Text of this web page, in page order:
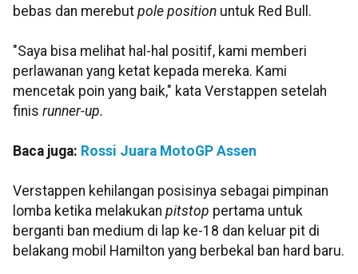
bebas dan merebut pole position untuk Red Bull.
"Saya bisa melihat hal-hal positif, kami memberi
perlawanan yang ketat kepada mereka. Kami
mencetak poin yang baik," kata Verstappen setelah
finis runner-up.
Baca juga: Rossi Juara MotoGP Assen
Verstappen kehilangan posisinya sebagai pimpinan
lomba ketika melakukan pitstop pertama untuk
berganti ban medium di lap ke-18 dan keluar pit di
belakang mobil Hamilton yang berbekal ban hard baru.